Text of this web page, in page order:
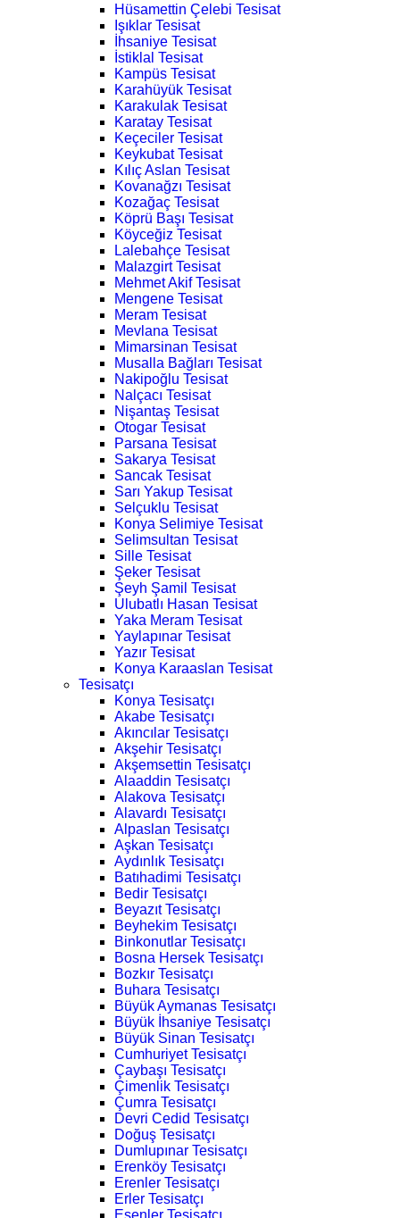
Hüsamettin Çelebi Tesisat
Işıklar Tesisat
İhsaniye Tesisat
İstiklal Tesisat
Kampüs Tesisat
Karahüyük Tesisat
Karakulak Tesisat
Karatay Tesisat
Keçeciler Tesisat
Keykubat Tesisat
Kılıç Aslan Tesisat
Kovanağzı Tesisat
Kozağaç Tesisat
Köprü Başı Tesisat
Köyceğiz Tesisat
Lalebahçe Tesisat
Malazgirt Tesisat
Mehmet Akif Tesisat
Mengene Tesisat
Meram Tesisat
Mevlana Tesisat
Mimarsinan Tesisat
Musalla Bağları Tesisat
Nakipoğlu Tesisat
Nalçacı Tesisat
Nişantaş Tesisat
Otogar Tesisat
Parsana Tesisat
Sakarya Tesisat
Sancak Tesisat
Sarı Yakup Tesisat
Selçuklu Tesisat
Konya Selimiye Tesisat
Selimsultan Tesisat
Sille Tesisat
Şeker Tesisat
Şeyh Şamil Tesisat
Ulubatlı Hasan Tesisat
Yaka Meram Tesisat
Yaylapınar Tesisat
Yazır Tesisat
Konya Karaaslan Tesisat
Tesisatçı
Konya Tesisatçı
Akabe Tesisatçı
Akıncılar Tesisatçı
Akşehir Tesisatçı
Akşemsettin Tesisatçı
Alaaddin Tesisatçı
Alakova Tesisatçı
Alavardı Tesisatçı
Alpaslan Tesisatçı
Aşkan Tesisatçı
Aydınlık Tesisatçı
Batıhadimi Tesisatçı
Bedir Tesisatçı
Beyazıt Tesisatçı
Beyhekim Tesisatçı
Binkonutlar Tesisatçı
Bosna Hersek Tesisatçı
Bozkır Tesisatçı
Buhara Tesisatçı
Büyük Aymanas Tesisatçı
Büyük İhsaniye Tesisatçı
Büyük Sinan Tesisatçı
Cumhuriyet Tesisatçı
Çaybaşı Tesisatçı
Çimenlik Tesisatçı
Çumra Tesisatçı
Devri Cedid Tesisatçı
Doğuş Tesisatçı
Dumlupınar Tesisatçı
Erenköy Tesisatçı
Erenler Tesisatçı
Erler Tesisatçı